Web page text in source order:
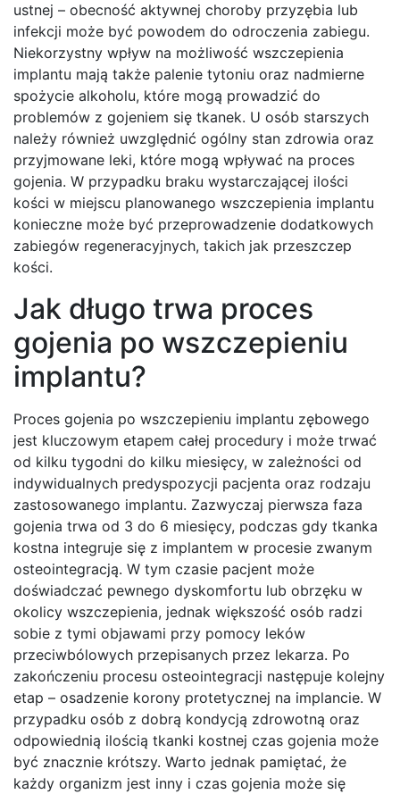
ustnej – obecność aktywnej choroby przyzębia lub
infekcji może być powodem do odroczenia zabiegu.
Niekorzystny wpływ na możliwość wszczepienia
implantu mają także palenie tytoniu oraz nadmierne
spożycie alkoholu, które mogą prowadzić do
problemów z gojeniem się tkanek. U osób starszych
należy również uwzględnić ogólny stan zdrowia oraz
przyjmowane leki, które mogą wpływać na proces
gojenia. W przypadku braku wystarczającej ilości
kości w miejscu planowanego wszczepienia implantu
konieczne może być przeprowadzenie dodatkowych
zabiegów regeneracyjnych, takich jak przeszczep
kości.
Jak długo trwa proces
gojenia po wszczepieniu
implantu?
Proces gojenia po wszczepieniu implantu zębowego
jest kluczowym etapem całej procedury i może trwać
od kilku tygodni do kilku miesięcy, w zależności od
indywidualnych predyspozycji pacjenta oraz rodzaju
zastosowanego implantu. Zazwyczaj pierwsza faza
gojenia trwa od 3 do 6 miesięcy, podczas gdy tkanka
kostna integruje się z implantem w procesie zwanym
osteointegracją. W tym czasie pacjent może
doświadczać pewnego dyskomfortu lub obrzęku w
okolicy wszczepienia, jednak większość osób radzi
sobie z tymi objawami przy pomocy leków
przeciwbólowych przepisanych przez lekarza. Po
zakończeniu procesu osteointegracji następuje kolejny
etap – osadzenie korony protetycznej na implancie. W
przypadku osób z dobrą kondycją zdrowotną oraz
odpowiednią ilością tkanki kostnej czas gojenia może
być znacznie krótszy. Warto jednak pamiętać, że
każdy organizm jest inny i czas gojenia może się